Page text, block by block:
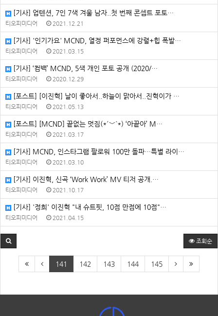
[기사] 업텐션, 7인 7색 겨울 남자..첫 번째 콘셉트 포토…
티오피미디어 2021.12.21
[기사] '인기가요' MCND, 열정 퍼포먼스에 강렬+힙 폭발…
티오피미디어 2021.03.15
[기사] ‘컴백’ MCND, 5색 개인 포토 공개 (2020/…
티오피미디어 2020.12.29
[포스트] [이진혁] 날이 좋아서..하늘이 맑아서..진혁이가 …
티오피미디어 2021.05.13
[포스트] [MCND] 끝없는 멋짐(*´﹀`*) ‘아끝아’ M…
티오피미디어 2021.03.17
[기사] MCND, 인스타그램 팔로워 100만 돌파…특별 라이…
티오피미디어 2021.03.10
[기사] 이진혁, 신곡 ‘Work Work’ MV 티저 공개.…
티오피미디어 2021.10.17
[기사] '정희' 이진혁 "내 슈트핏, 10점 만점에 10점"…
티오피미디어 2021.04.15
조회순
141 142 143 144 145